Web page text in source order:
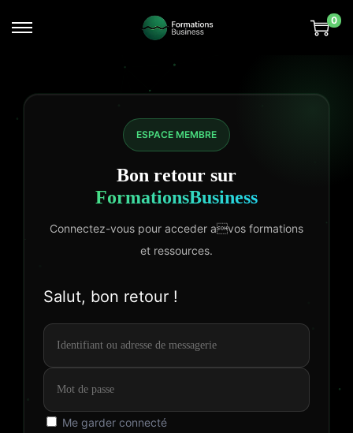
0
ESPACE MEMBRE
Bon retour sur
FormationsBusiness
Connectez-vous pour acceder avos formations
et ressources.
Salut, bon retour !
Me garder connecté